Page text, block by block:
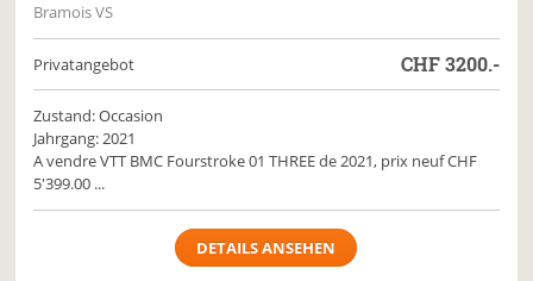
Bramois VS
Privatangebot CHF3200.-
Zustand: Occasion
Jahrgang: 2021
A vendre VTT BMC Fourstroke 01 THREE de 2021, prix neuf CHF
5'399.00 ...
DETAILS ANSEHEN